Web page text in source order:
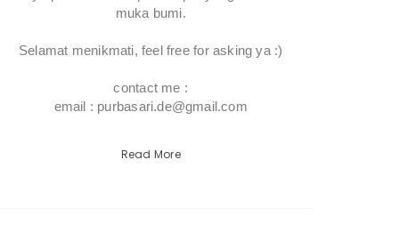
muka bumi.
Selamat menikmati, feel free for asking ya :)
contact me :
email : purbasari.de@gmail.com
Read More